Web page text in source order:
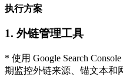
执行方案
1. 外链管理工具
* 使用 Google Search
期监控外链来源、锚文本和